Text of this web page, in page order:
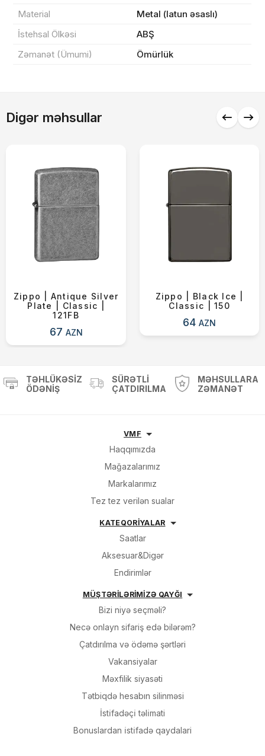
Material
Metal (latun əsaslı)
İstehsal Ölkəsi
ABŞ
Zəmanət (Ümumi)
Ömürlük
Digər məhsullar
Zippo | Antique Silver
Plate | Classic |
121FB
67 AZN
Zippo | Black Ice |
Classic | 150
64AZN
Endirim
Çatdırılma
Sifarişi rəsmiləşdir
TƏHLÜKƏSIZ
ÖDƏNIŞ
SÜRƏTLI
ÇATDIRILMA
MƏHSULLARA
ZƏMANƏT
VMF
Haqqımızda
Mağazalarımız
Markalarımız
Tez tez verilən sualar
KATEQORİYALAR
Saatlar
Aksesuar&Digər
Endirimlər
MÜŞTƏRİLƏRİMİZƏ QAYĞI
Bizi niyə seçməli?
Necə onlayn sifariş edə bilərəm?
Çatdırılma və ödəmə şərtləri
Vakansiyalar
Məxfilik siyasəti
Tətbiqdə hesabın silinməsi
İsti̇fadəçi̇ təli̇mati
Bonuslardan i̇sti̇fadə qaydalari